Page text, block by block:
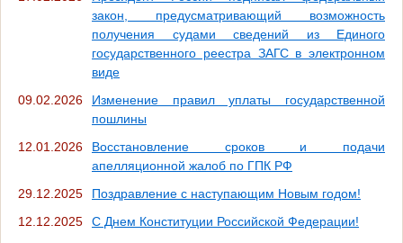
закон, предусматривающий возможность
получения судами сведений из Единого
государственного реестра ЗАГС в электронном
виде
09.02.2026
Изменение правил уплаты государственной
пошлины
12.01.2026
Восстановление сроков и подачи
апелляционной жалоб по ГПК РФ
29.12.2025
Поздравление с наступающим Новым годом!
12.12.2025
С Днем Конституции Российской Федерации!